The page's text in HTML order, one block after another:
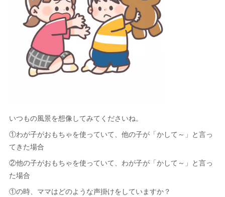
いつもの風景を想像してみてくださいね。
①わが子がおもちゃを使っていて、他の子が「かして～」と言っ
てきた場合
②他の子がおもちゃを使っていて、わが子が「かして～」と言っ
た場合
①の時、ママはどのような声掛けをしていますか？